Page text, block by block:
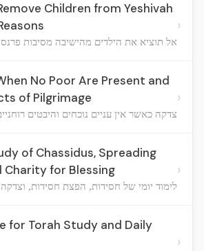
Children from Yeshivah
אל תוציא את הילדים מהישיבה מסיבות
›
No Poor Are Present and
of Pilgrimage
צדקה כאשר אין עניים נוכחים והיבטים
›
of Chassidus, Spreading
Charity for Blessing
לימוד יומי של חסידות, הפצת חסידות,
›
for Torah Study and Daily
›